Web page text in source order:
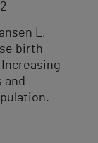
L,
birth
and